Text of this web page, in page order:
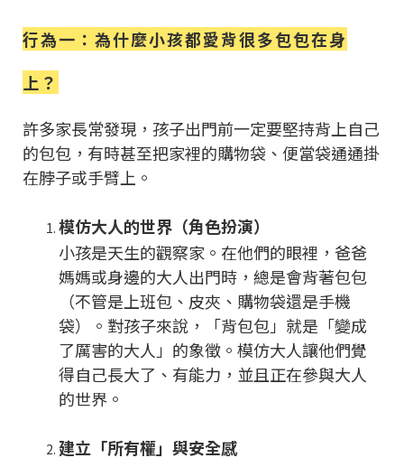
行為一：為什麼小孩都愛背很多包包在身
上？
許多家長常發現，孩子出門前一定要堅持背上自己
的包包，有時甚至把家裡的購物袋、便當袋通通掛
在脖子或手臂上。
模仿大人的世界（角色扮演）
小孩是天生的觀察家。在他們的眼裡，爸爸
媽媽或身邊的大人出門時，總是會背著包包
（不管是上班包、皮夾、購物袋還是手機
袋）。對孩子來說，「背包包」就是「變成
了厲害的大人」的象徵。模仿大人讓他們覺
得自己長大了、有能力，並且正在參與大人
的世界。
建立「所有權」與安全感